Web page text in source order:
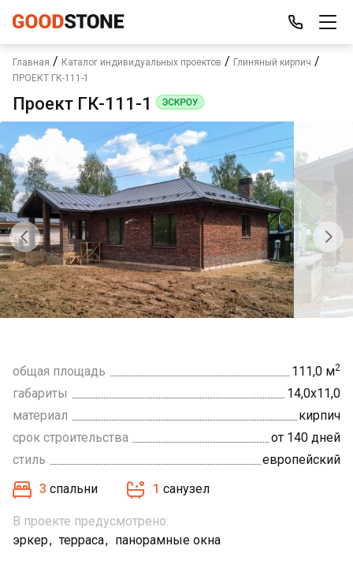
Главная / Каталог индивидуальных проектов / Глиняный кирпич /
ПРОЕКТ ГК-111-1
Проект ГК-111-1
общая площадь 111,0 м2
габариты
14,0х11,0
материал
кирпич
срок строительства
от 140 дней
стиль
европейский
3 спальни 1 санузел
В проекте предусмотрено:
эркер
терраса панорамные окна